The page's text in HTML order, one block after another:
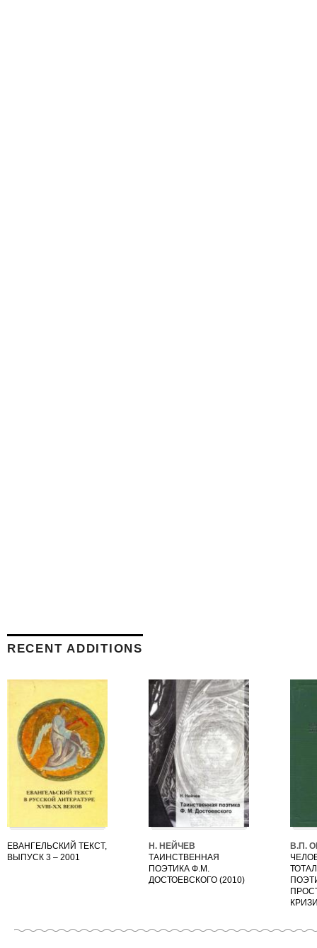
RECENT ADDITIONS
ЕВАНГЕЛЬСКИЙ ТЕКСТ,
ВЫПУСК 3 – 2001
Н. НЕЙЧЕВ
ТАИНСТВЕННАЯ
ПОЭТИКА Ф.М.
ДОСТОЕВСКОГО (2010)
В.П.